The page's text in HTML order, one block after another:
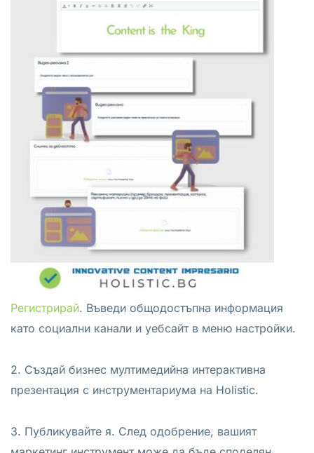
Регистрирай. Въведи общодостъпна информация
като социални канали и уебсайт в меню настройки.
2. Създай бизнес мултимедийна интерактивна
презентация с инструментариума на Holistic.
3. Публикувайте я. След одобрение, вашият